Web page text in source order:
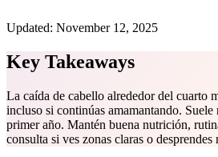
Updated: November 12, 2025
Key Takeaways
La caída de cabello alrededor del cuarto
incluso si continúas amamantando. Suele
primer año. Mantén buena nutrición,
consulta si ves zonas claras o desprendes